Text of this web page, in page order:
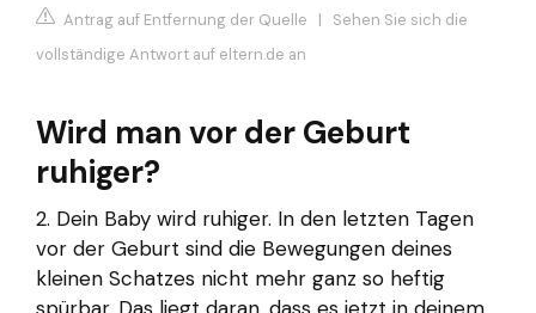
Antrag auf Entfernung der Quelle | Sehen Sie sich die
vollständige Antwort auf eltern.de an
Wird man vor der Geburt
ruhiger?
2. Dein Baby wird ruhiger. In den letzten Tagen
vor der Geburt sind die Bewegungen deines
kleinen Schatzes nicht mehr ganz so heftig